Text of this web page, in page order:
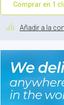
Comprar en 1
Añadir a la